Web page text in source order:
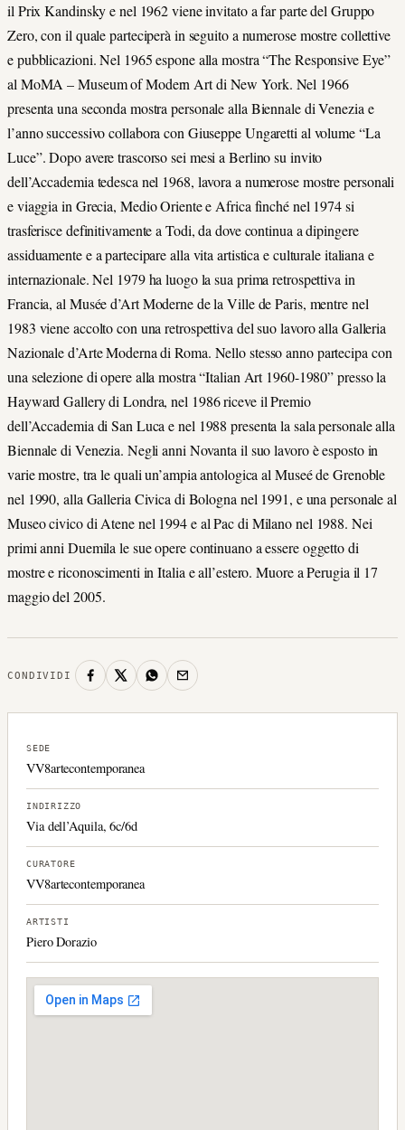
il Prix Kandinsky e nel 1962 viene invitato a far parte del Gruppo
Zero, con il quale parteciperà in seguito a numerose mostre collettive
e pubblicazioni. Nel 1965 espone alla mostra “The Responsive Eye”
al MoMA – Museum of Modern Art di New York. Nel 1966
presenta una seconda mostra personale alla Biennale di Venezia e
l’anno successivo collabora con Giuseppe Ungaretti al volume “La
Luce”. Dopo avere trascorso sei mesi a Berlino su invito
dell’Accademia tedesca nel 1968, lavora a numerose mostre personali
e viaggia in Grecia, Medio Oriente e Africa finché nel 1974 si
trasferisce definitivamente a Todi, da dove continua a dipingere
assiduamente e a partecipare alla vita artistica e culturale italiana e
internazionale. Nel 1979 ha luogo la sua prima retrospettiva in
Francia, al Musée d’Art Moderne de la Ville de Paris, mentre nel
1983 viene accolto con una retrospettiva del suo lavoro alla Galleria
Nazionale d’Arte Moderna di Roma. Nello stesso anno partecipa con
una selezione di opere alla mostra “Italian Art 1960-1980” presso la
Hayward Gallery di Londra, nel 1986 riceve il Premio
dell’Accademia di San Luca e nel 1988 presenta la sala personale alla
Biennale di Venezia. Negli anni Novanta il suo lavoro è esposto in
varie mostre, tra le quali un’ampia antologica al Museé de Grenoble
nel 1990, alla Galleria Civica di Bologna nel 1991, e una personale al
Museo civico di Atene nel 1994 e al Pac di Milano nel 1988. Nei
primi anni Duemila le sue opere continuano a essere oggetto di
mostre e riconoscimenti in Italia e all’estero. Muore a Perugia il 17
maggio del 2005.
CONDIVIDI
SEDE
VV8artecontemporanea
INDIRIZZO
Via dell’Aquila, 6c/6d
CURATORE
VV8artecontemporanea
ARTISTI
Piero Dorazio